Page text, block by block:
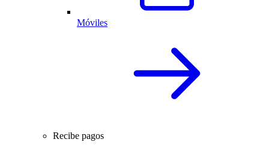
Móviles
Recibe pagos